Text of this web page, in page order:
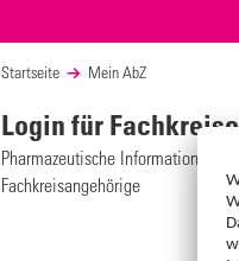
Startseite Mein AbZ
Login für Fachkreise
Pharmazeutische Informationen für
Fachkreisangehörige